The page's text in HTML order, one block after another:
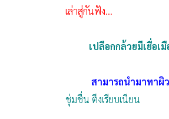
เล่าสู่กันฟัง...
เปลือกกล้วยมีเยื่อเ
สามารถนำมาทาผิ
ชุ่มชื่น ตึงเรียบเนียน